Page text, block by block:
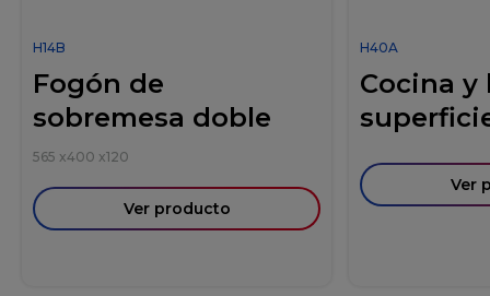
H14B
Fogón de
sobremesa doble
565 x400 x120
Ver producto
H40A
Cocina y
Ver